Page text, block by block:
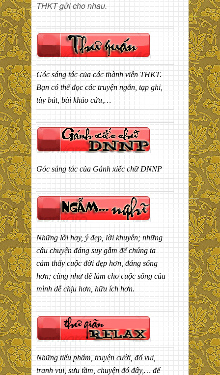
THKT gửi cho nhau.
Góc sáng tác của các thành viên THKT.
Bạn có thể đọc các truyện ngắn, tạp ghi,
tùy bút, bài khảo cứu,…
Góc sáng tác của Gánh xiếc chữ DNNP
Những lời hay, ý đẹp, lời khuyên; những
câu chuyện đáng suy gẫm để chúng ta
cảm thấy cuộc đời đẹp hơn, đáng sống
hơn; cũng như để làm cho cuộc sống của
mình dễ chịu hơn, hữu ích hơn.
Những tiểu phẩm, truyện cười, đố vui,
tranh vui, sưu tầm, chuyện đó đây,… để